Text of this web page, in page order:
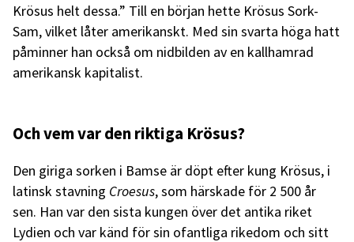
Krösus helt dessa.” Till en början hette Krösus Sork-
Sam, vilket låter amerikanskt. Med sin svarta höga hatt
påminner han också om nidbilden av en kallhamrad
amerikansk kapitalist.
Och vem var den riktiga Krösus?
Den giriga sorken i Bamse är döpt efter kung Krösus, i
latinsk stavning Croesus, som härskade för 2 500 år
sen. Han var den sista kungen över det antika riket
Lydien och var känd för sin ofantliga rikedom och sitt